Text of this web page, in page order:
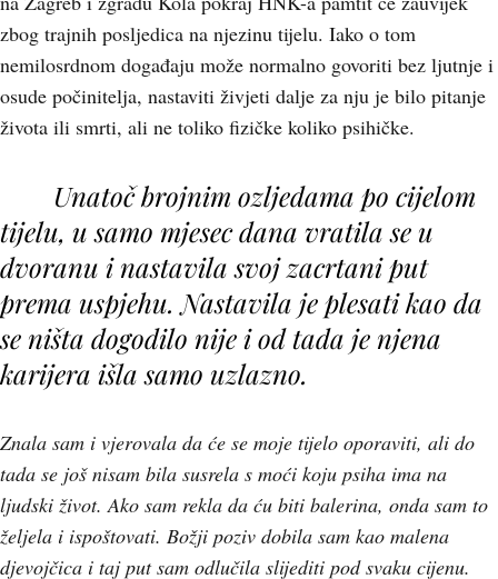
zbog trajnih posljedica na njezinu tijelu. Iako o tom
nemilosrdnom događaju može normalno govoriti bez ljutnje i
osude počinitelja, nastaviti živjeti dalje za nju je bilo pitanje
života ili smrti, ali ne toliko fizičke koliko psihičke.
Unatoč brojnim ozljedama po cijelom
tijelu, u samo mjesec dana vratila se u
dvoranu i nastavila svoj zacrtani put
prema uspjehu. Nastavila je plesati kao da
se ništa dogodilo nije i od tada je njena
karijera išla samo uzlazno.
Znala sam i vjerovala da će se moje tijelo oporaviti, ali do
tada se još nisam bila susrela s moći koju psiha ima na
ljudski život. Ako sam rekla da ću biti balerina, onda sam to
željela i ispoštovati. Božji poziv dobila sam kao malena
djevojčica i taj put sam odlučila slijediti pod svaku cijenu.